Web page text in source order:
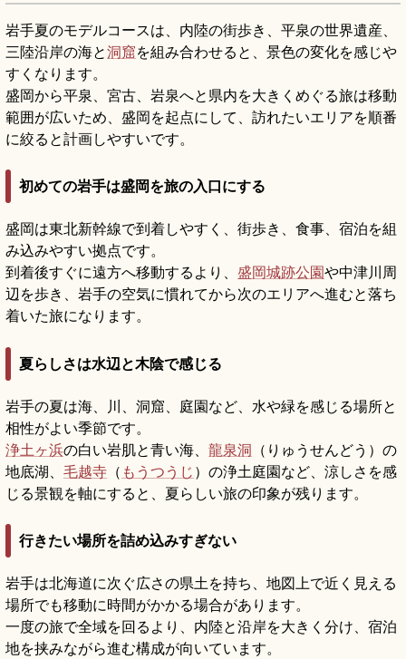
岩手夏のモデルコースは、内陸の街歩き、平泉の世界遺産、
三陸沿岸の海と洞窟を組み合わせると、景色の変化を感じや
すくなります。
盛岡から平泉、宮古、岩泉へと県内を大きくめぐる旅は移動
範囲が広いため、盛岡を起点にして、訪れたいエリアを順番
に絞ると計画しやすいです。
初めての岩手は盛岡を旅の入口にする
盛岡は東北新幹線で到着しやすく、街歩き、食事、宿泊を組
み込みやすい拠点です。
到着後すぐに遠方へ移動するより、 盛岡城跡公園や中津川周
辺を歩き、岩手の空気に慣れてから次のエリアへ進むと落ち
着いた旅になります。
夏らしさは水辺と木陰で感じる
岩手の夏は海、川、洞窟、庭園など、水や緑を感じる場所と
相性がよい季節です。
浄土ヶ浜の白い岩肌と青い海、 龍泉洞 （りゅうせんどう）の
地底湖、 毛越寺 （ もうつうじ ）の浄土庭園など、涼しさを感
じる景観を軸にすると、夏らしい旅の印象が残ります。
行きたい場所を詰め込みすぎない
岩手は北海道に次ぐ広さの県土を持ち、地図上で近く見える
場所でも移動に時間がかかる場合があります。
一度の旅で全域を回るより、内陸と沿岸を大きく分け、宿泊
地を挟みながら進む構成が向いています。